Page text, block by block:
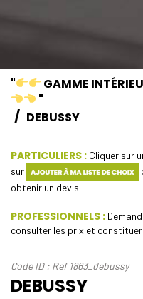
"
GAMME
"
DEBUSSY
PARTICULIERS : Cliquer sur
sur
obtenir un devis.
PROFESSIONNELS :
consulter les prix et constituer
Code ID : Ref 1863_debussy
DEBUSSY